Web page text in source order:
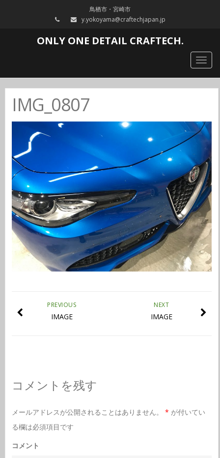
鳥栖市・宮崎市
y.yokoyama@craftechjapan.jp
ONLY ONE DETAIL CRAFTECH.
IMG_0807
NEXT
IMAGE
PREVIOUS
IMAGE
コメントを残す
メールアドレスが公開されることはありません。 * が付いてい
る欄は必須項目です
コメント